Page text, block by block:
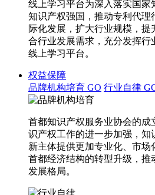
线上学习平台为深入落实国家
知识产权强国，推动专利代理
际化发展，扩大行业规模，
合行业发展需求，充分发挥行
线上学习平台。
权益保障
品牌机构培育 GO 行业自律
首都知识产权服务业协会的成
识产权工作的进一步加强，知
新主体提供更加专业化、市场
首都经济结构的转型升级，推
发展格局。